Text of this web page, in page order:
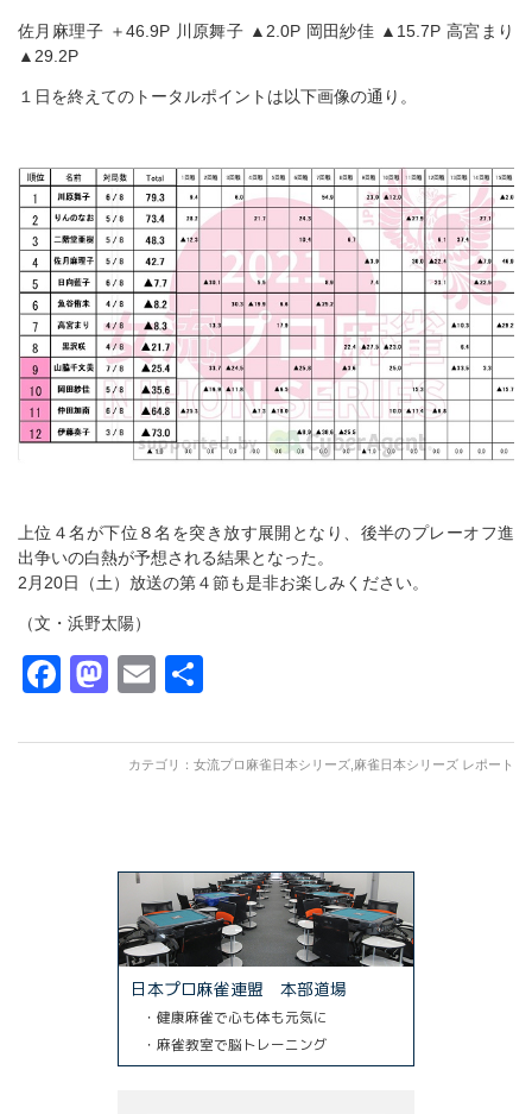
佐月麻理子 ＋46.9P 川原舞子 ▲2.0P 岡田紗佳 ▲15.7P 高宮まり
▲29.2P
１日を終えてのトータルポイントは以下画像の通り。
上位４名が下位８名を突き放す展開となり、後半のプレーオフ進
出争いの白熱が予想される結果となった。
2月20日（土）放送の第４節も是非お楽しみください。
（文・浜野太陽）
Facebook
Mastodon
Email
カテゴリ： 女流プロ麻雀日本シリーズ,麻雀日本シリーズ レポート
日本プロ麻雀連盟 本部道場
・健康麻雀で心も体も元気に
・麻雀教室で脳トレーニング